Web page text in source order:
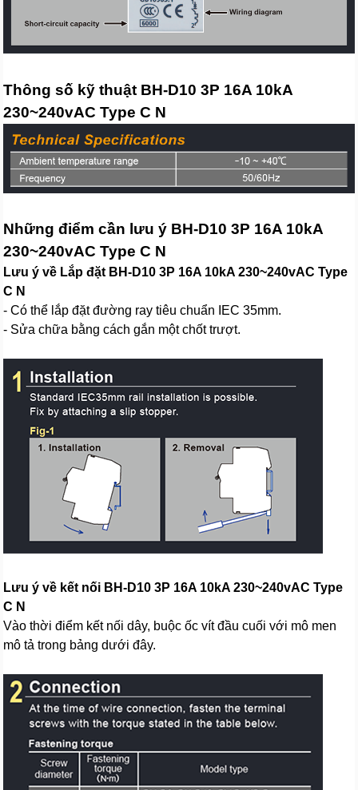
Thông số kỹ thuật BH-D10 3P 16A 10kA
230~240vAC Type C N
Những điểm cần lưu ý BH-D10 3P 16A 10kA
230~240vAC Type C N
Lưu ý về Lắp đặt BH-D10 3P 16A 10kA 230~240vAC Type
C N
- Có thể lắp đặt đường ray tiêu chuẩn IEC 35mm.
- Sửa chữa bằng cách gắn một chốt trượt.
Lưu ý về kết nối BH-D10 3P 16A 10kA 230~240vAC Type
C N
Vào thời điểm kết nối dây, buộc ốc vít đầu cuối với mô men
mô tả trong bảng dưới đây.